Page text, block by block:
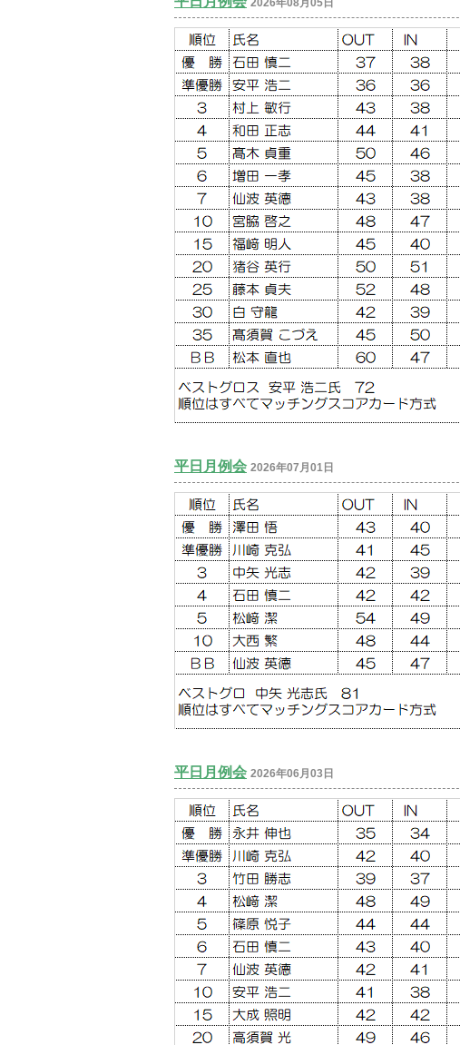
2026年08月05日
平日月例会 2026年07月01日
平日月例会 2026年06月03日